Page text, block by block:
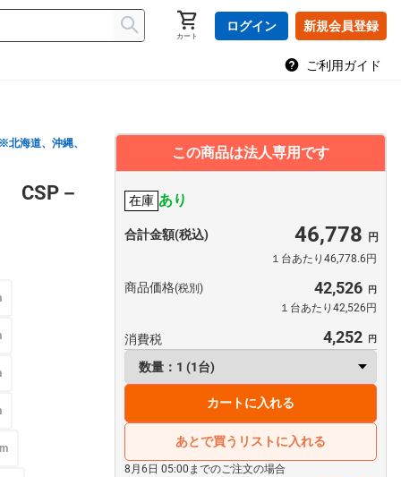
カート
ログイン 新規会員登録
ご利用ガイド
※北海道、沖縄、
CSP－
この商品は法人専用です
在庫 あり
合計金額(税込) 46,778
１台あたり46,778.6円
商品価格(税別) 42,526
１台あたり42,526円
消費税 4,252
カートに入れる
あとで買うリストに入れる
8月6日 05:00までのご注文の場合